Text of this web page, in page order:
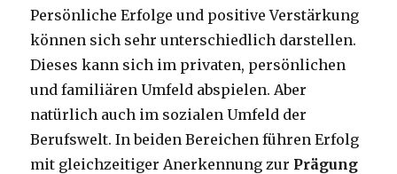
Persönliche Erfolge und positive Verstärkung
können sich sehr unterschiedlich darstellen.
Dieses kann sich im privaten, persönlichen
und familiären Umfeld abspielen. Aber
natürlich auch im sozialen Umfeld der
Berufswelt. In beiden Bereichen führen Erfolg
mit gleichzeitiger Anerkennung zur Prägung